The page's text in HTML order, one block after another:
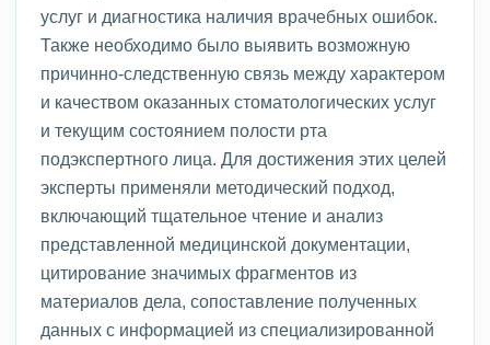
услуг и диагностика наличия врачебных ошибок.
Также необходимо было выявить возможную
причинно-следственную связь между характером
и качеством оказанных стоматологических услуг
и текущим состоянием полости рта
подэкспертного лица. Для достижения этих целей
эксперты применяли методический подход,
включающий тщательное чтение и анализ
представленной медицинской документации,
цитирование значимых фрагментов из
материалов дела, сопоставление полученных
данных с информацией из специализированной